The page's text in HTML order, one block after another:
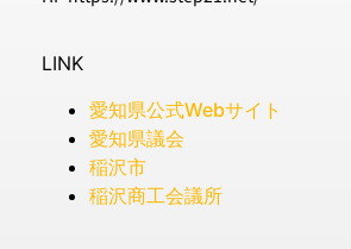
LINK
愛知県公式Webサイト
愛知県議会
稲沢市
稲沢商工会議所